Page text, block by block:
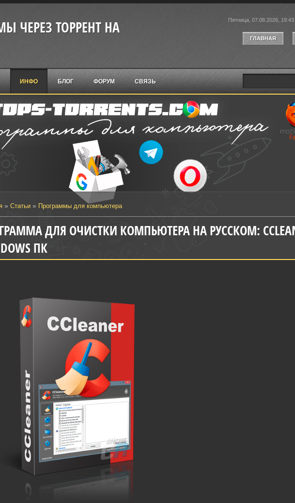
ЧЕРЕЗ ТОРРЕНТ НА
Пятница, 07.08.2026, 19:43
ГЛАВНАЯ
ИНФО БЛОГ ФОРУМ СВЯЗЬ
» Статьи» Программы для компьютера
ДЛЯ ОЧИСТКИ КОМПЬЮТЕРА НА РУССКОМ:
ПК